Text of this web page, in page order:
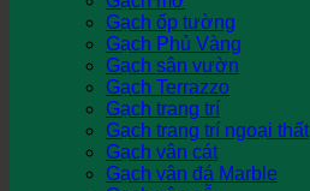
Gạch ốp tường
Gạch Phủ Vàng
Gạch sân vườn
Gạch Terrazzo
Gạch trang trí
Gạch trang trí ngoại thất
Gạch vân cát
Gạch vân đá Marble